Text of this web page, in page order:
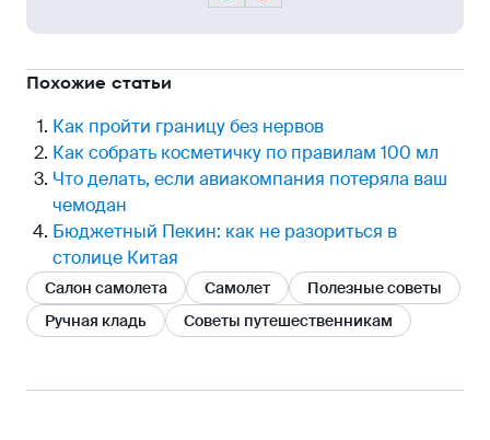
Похожие статьи
Как пройти границу без нервов
Как собрать косметичку по правилам 100 мл
Что делать, если авиакомпания потеряла ваш
чемодан
Бюджетный Пекин: как не разориться в
столице Китая
Салон самолета Самолет
Полезные советы
Ручная кладь
Советы путешественникам